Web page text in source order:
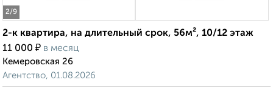
2/9
2-к квартира, на длительный срок, 56м², 10/12 этаж
11 000 ₽ в месяц
Кемеровская 26
Агентство, 01.08.2026